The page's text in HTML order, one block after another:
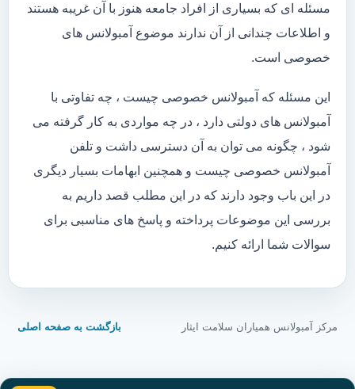
مسئله ای که بسیاری از افراد جامعه هنوز با آن غریبه هستند
و اطلاعات چندانی از آن ندارند موضوع آمبولانس های
خصوصی است.
این مسئله که آمبولانس خصوصی چیست ، چه تفاوتی با
آمبولانس های دولتی دارد ، در چه مواردی به کار گرفته می
شود ، چگونه می توان به آن دسترسی داشت و تلفن
آمبولانس خصوصی چیست و همچنین ابهامات بسیار دیگری
در این باب وجود دارند که در این مطلب قصد داریم به
بررسی این موضوعات پرداخته و پاسخ های مناسبی برای
سوالات شما ارائه کنیم.
مرکز آمبولانس همیاران سلامت ایثار بازگشت به صفحه اصلی